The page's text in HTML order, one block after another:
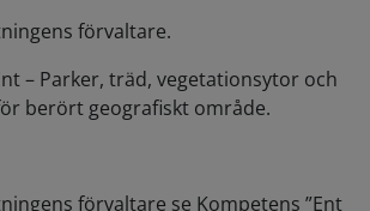
förvaltare.
– Parker, träd, vegetationsytor och
berört geografiskt område.
förvaltare se Kompetens ”Ent